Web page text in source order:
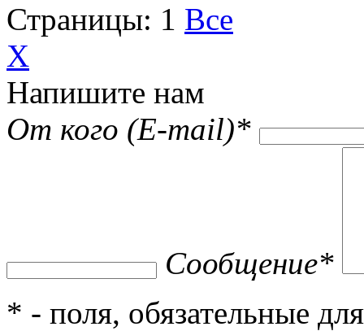
Страницы: 1 Все
X
Напишите нам
От кого (E-mail)*
Сообщение*
* - поля, обязательные